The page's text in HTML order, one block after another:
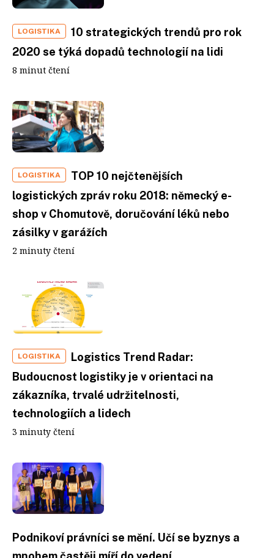
LOGISTIKA
10 strategických trendů pro rok
2020 se týká dopadů technologií na lidi
8 minut čtení
LOGISTIKA
TOP 10 nejčtenějších
logistických zpráv roku 2018: německý e-
shop v Chomutově, doručování léků nebo
zásilky v garážích
2 minuty čtení
LOGISTIKA
Logistics Trend Radar:
Budoucnost logistiky je v orientaci na
zákazníka, trvalé udržitelnosti,
technologiích a lidech
3 minuty čtení
Podnikoví právníci se mění. Učí se byznys a